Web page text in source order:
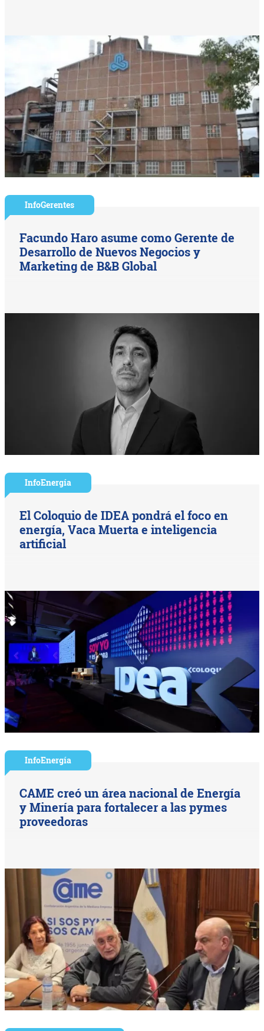
InfoGerentes
Facundo Haro asume como Gerente de
Desarrollo de Nuevos Negocios y
Marketing de B&B Global
InfoEnergía
El Coloquio de IDEA pondrá el foco en
energía, Vaca Muerta e inteligencia
artificial
InfoEnergía
CAME creó un área nacional de Energía
y Minería para fortalecer a las pymes
proveedoras